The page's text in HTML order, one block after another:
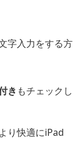
字入力をする方
き もチェックし
り快適にiPad